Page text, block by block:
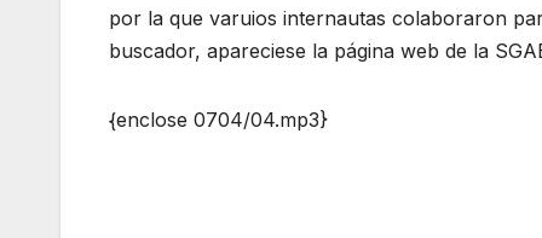
por la que varuios internautas colaboraron
buscador, apareciese la página web de la
{enclose 0704/04.mp3}